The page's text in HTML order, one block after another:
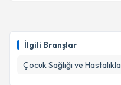
İlgili Branşlar
Çocuk Sağlığı ve
takvim